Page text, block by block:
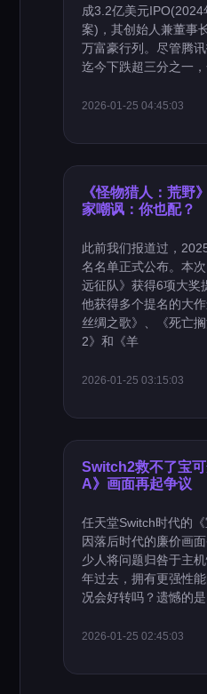
成3.2亿美元
案)，其创始人兼董事
万富豪行列。尽管腾
迄今下跌超三分之一
2026-01-25 04:45:03
《怪物猎人：荒野
家嘲讽：你也配？
此前我们报道过，
名名单正式公布。本
远征队》获得6项大奖
他获得多个提名的大
丝绸之歌》、《死亡
2》和《羊
2026-01-25 03:15:03
Switch2救不了宝
A》画面再起争议
任天堂Switch时代的
因落后时代的廉价画
少人将问题归咎于主
年过去，拥有更强性
况会好转吗？遗憾的
2026-01-25 02:45:03